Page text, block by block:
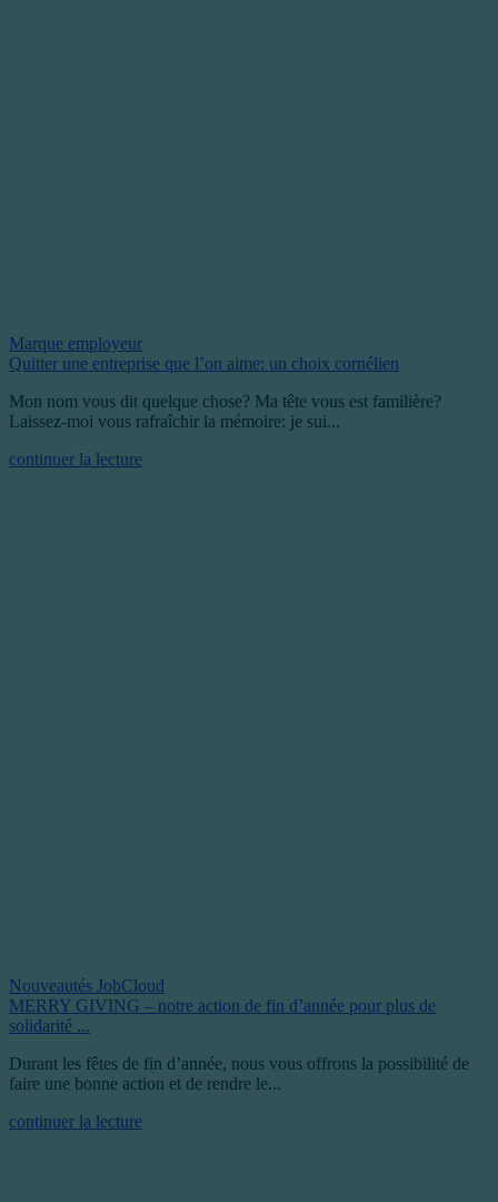
Marque employeur
Quitter une entreprise que l’on aime: un choix cornélien
Mon nom vous dit quelque chose? Ma tête vous est familière?
Laissez-moi vous rafraîchir la mémoire: je sui...
continuer la lecture
Nouveautés JobCloud
MERRY GIVING – notre action de fin d’année pour plus de
solidarité ...
Durant les fêtes de fin d’année, nous vous offrons la possibilité de
faire une bonne action et de rendre le...
continuer la lecture